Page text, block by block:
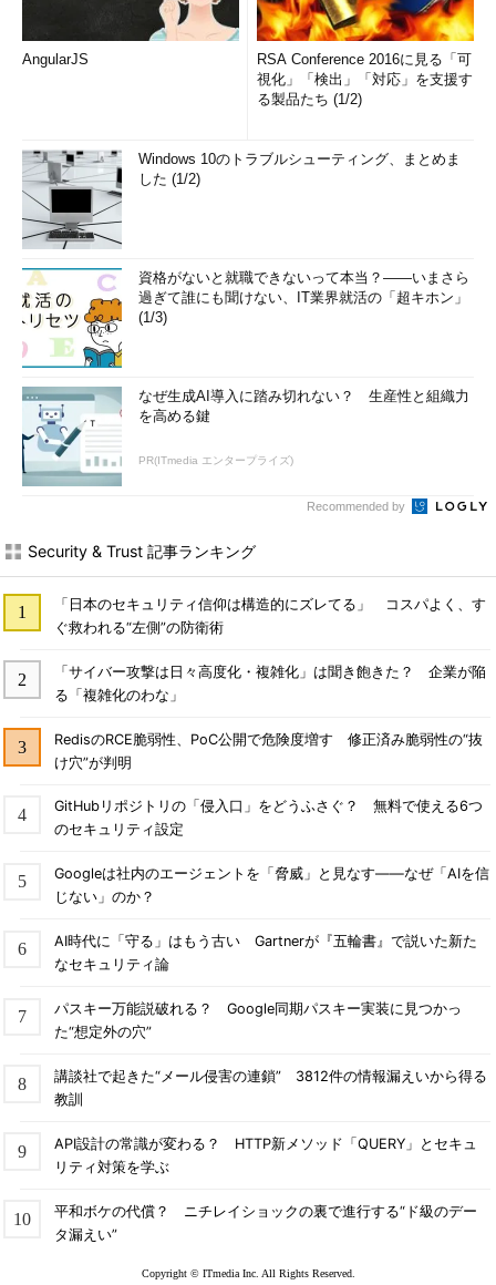
AngularJS
RSA Conference 2016に見る「可
視化」「検出」「対応」を支援す
る製品たち (1/2)
Windows 10のトラブルシューティング、まとめま
した (1/2)
資格がないと就職できないって本当？――いまさら
過ぎて誰にも聞けない、IT業界就活の「超キホン」
(1/3)
なぜ生成AI導入に踏み切れない？ 生産性と組織力
を高める鍵
PR(ITmedia エンタープライズ)
Recommended by
Security & Trust 記事ランキング
「日本のセキュリティ信仰は構造的にズレてる」 コスパよく、す
ぐ救われる“左側”の防衛術
「サイバー攻撃は日々高度化・複雑化」は聞き飽きた？ 企業が陥
る「複雑化のわな」
RedisのRCE脆弱性、PoC公開で危険度増す 修正済み脆弱性の“抜
け穴”が判明
GitHubリポジトリの「侵入口」をどうふさぐ？ 無料で使える6つ
のセキュリティ設定
Googleは社内のエージェントを「脅威」と見なす――なぜ「AIを信
じない」のか？
AI時代に「守る」はもう古い Gartnerが『五輪書』で説いた新た
なセキュリティ論
パスキー万能説破れる？ Google同期パスキー実装に見つかっ
た“想定外の穴”
講談社で起きた“メール侵害の連鎖” 3812件の情報漏えいから得る
教訓
API設計の常識が変わる？ HTTP新メソッド「QUERY」とセキュ
リティ対策を学ぶ
平和ボケの代償？ ニチレイショックの裏で進行する“ド級のデー
タ漏えい”
Copyright © ITmedia Inc. All Rights Reserved.